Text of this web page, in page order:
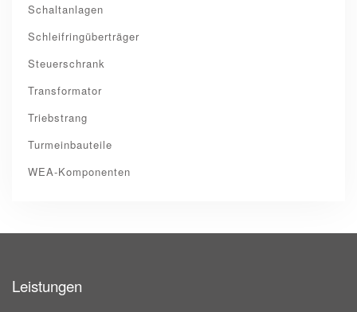
Schaltanlagen
Schleifringüberträger
Steuerschrank
Transformator
Triebstrang
Turmeinbauteile
WEA-Komponenten
Leistungen